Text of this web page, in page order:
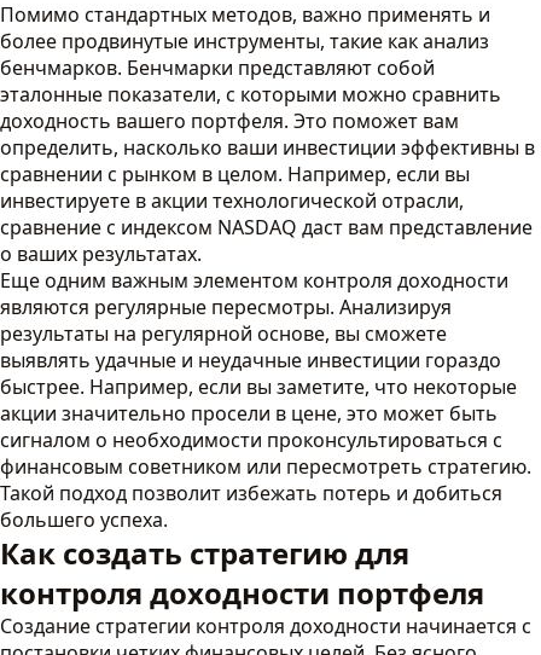
Помимо стандартных методов, важно применять и
более продвинутые инструменты, такие как анализ
бенчмарков. Бенчмарки представляют собой
эталонные показатели, с которыми можно сравнить
доходность вашего портфеля. Это поможет вам
определить, насколько ваши инвестиции эффективны в
сравнении с рынком в целом. Например, если вы
инвестируете в акции технологической отрасли,
сравнение с индексом NASDAQ даст вам представление
о ваших результатах.
Еще одним важным элементом контроля доходности
являются регулярные пересмотры. Анализируя
результаты на регулярной основе, вы сможете
выявлять удачные и неудачные инвестиции гораздо
быстрее. Например, если вы заметите, что некоторые
акции значительно просели в цене, это может быть
сигналом о необходимости проконсультироваться с
финансовым советником или пересмотреть стратегию.
Такой подход позволит избежать потерь и добиться
большего успеха.
Как создать стратегию для
контроля доходности портфеля
Создание стратегии контроля доходности начинается с